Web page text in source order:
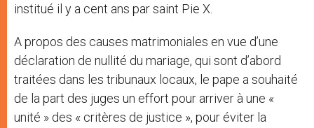
institué il y a cent ans par saint Pie X.
A propos des causes matrimoniales en vue d’une
déclaration de nullité du mariage, qui sont d’abord
traitées dans les tribunaux locaux, le pape a souhaité
de la part des juges un effort pour arriver à une «
unité » des « critères de justice », pour éviter la